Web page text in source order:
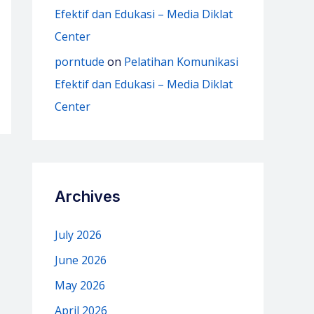
Efektif dan Edukasi – Media Diklat
Center
porntude on Pelatihan Komunikasi
Efektif dan Edukasi – Media Diklat
Center
Archives
July 2026
June 2026
May 2026
April 2026